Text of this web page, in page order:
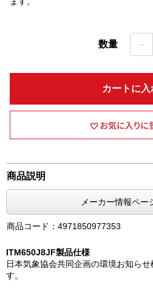
数量 －
カートに入
商品説明
メーカー情報ペー
商品コード：4971850977353
ITM650J8JF製品仕様
日本気象協会共同企画の環境お知ら
す。